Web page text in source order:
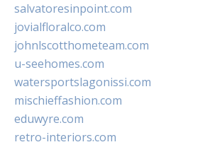
salvatoresinpoint.com
jovialfloralco.com
johnlscotthometeam.com
u-seehomes.com
watersportslagonissi.com
mischieffashion.com
eduwyre.com
retro-interiors.com